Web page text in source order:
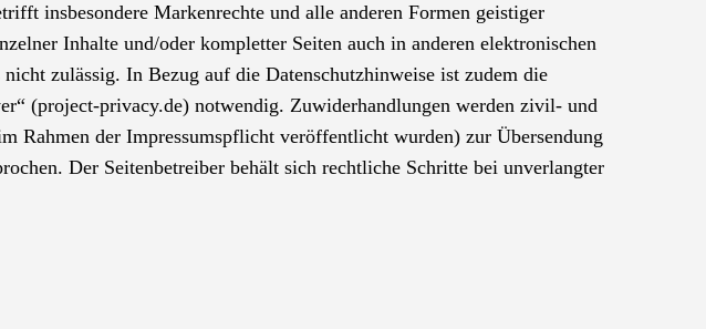
insbesondere Markenrechte und alle anderen Formen geistiger
Inhalte und/oder kompletter Seiten auch in anderen elektronischen
zulässig. In Bezug auf die Datenschutzhinweise ist zudem die
(project-privacy.de) notwendig. Zuwiderhandlungen werden zivil- und
der Impressumspflicht veröffentlicht wurden) zur Übersendung
Der Seitenbetreiber behält sich rechtliche Schritte bei unverlangter